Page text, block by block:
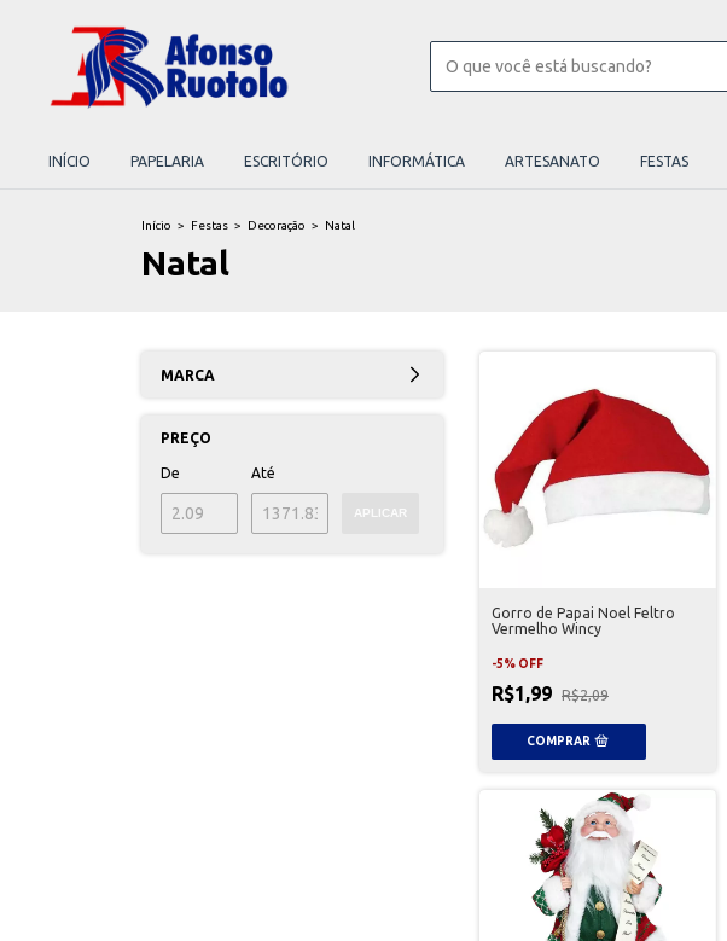
INÍCIO PAPELARIA ESCRITÓRIO INFORMÁTICA ARTESANATO FESTAS
Início > Festas > Decoração > Natal
Natal
MARCA
PREÇO
De Até
APLICAR
Gorro de Papai Noel Feltro
Vermelho Wincy
-5% OFF
R$1,99 R$2,09